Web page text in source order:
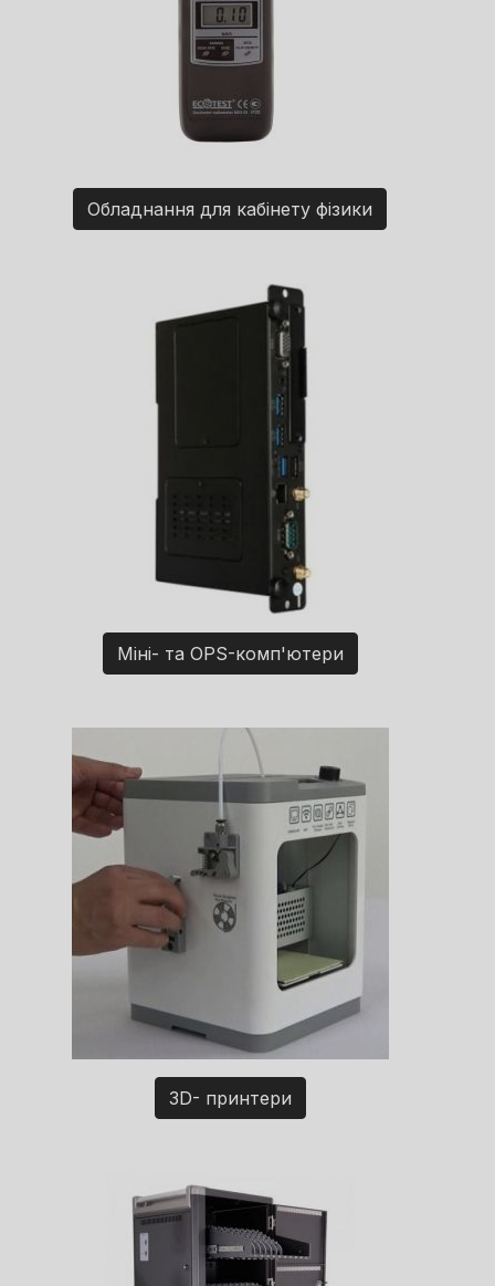
Обладнання для кабінету фізики
Міні- та OPS-комп'ютери
3D- принтери